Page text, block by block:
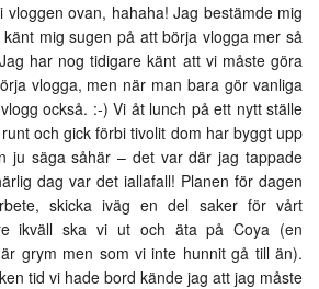
ovan, hahaha! Jag bestämde mig
mig sugen på att börja vlogga mer så
har nog tidigare känt att vi måste göra
vlogga, men när man bara gör vanliga
också. :-) Vi åt lunch på ett nytt ställe
och gick förbi tivolit dom har byggt upp
ju säga såhär – det var där jag tappade
dag var det iallafall! Planen för dagen
skicka iväg en del saker för vårt
ikväll ska vi ut och äta på Coya (en
grym men som vi inte hunnit gå till än).
tid vi hade bord kände jag att jag måste